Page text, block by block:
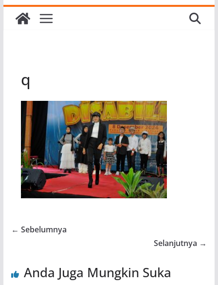
q
← Sebelumnya
Selanjutnya →
Anda Juga Mungkin Suka